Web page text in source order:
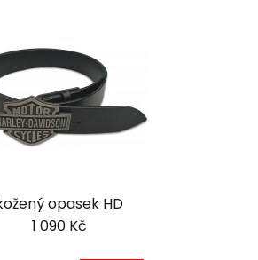
opasek HD
1 090 Kč